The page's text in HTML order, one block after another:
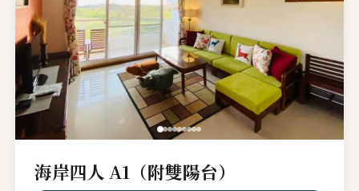
海岸四人 A1（附雙陽台）